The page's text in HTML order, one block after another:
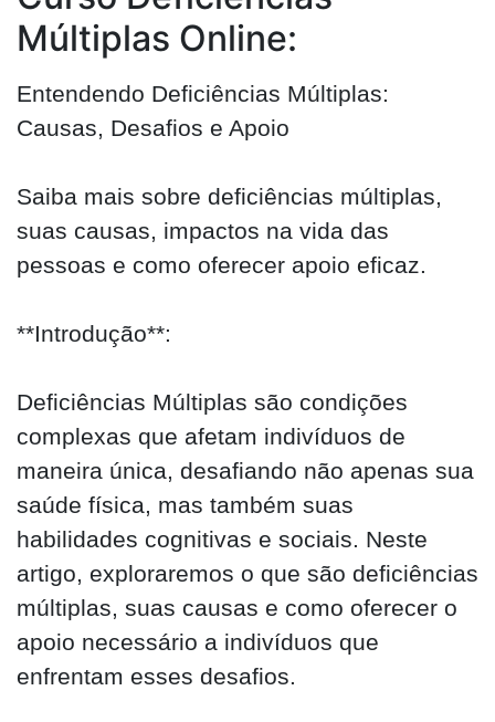
Múltiplas Online:
Entendendo Deficiências Múltiplas:
Causas, Desafios e Apoio
Saiba mais sobre deficiências múltiplas,
suas causas, impactos na vida das
pessoas e como oferecer apoio eficaz.
**Introdução**:
Deficiências Múltiplas são condições
complexas que afetam indivíduos de
maneira única, desafiando não apenas sua
saúde física, mas também suas
habilidades cognitivas e sociais. Neste
artigo, exploraremos o que são deficiências
múltiplas, suas causas e como oferecer o
apoio necessário a indivíduos que
enfrentam esses desafios.